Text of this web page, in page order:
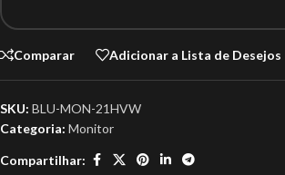
Comparar Adicionar a Lista de Desejos
SKU: BLU-MON-21HVW
Categoria: Monitor
Compartilhar: